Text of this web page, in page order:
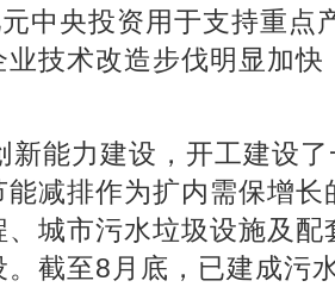
中央投资用于支持重点
业技术改造步伐明显加
新能力建设，开工建设
能减排作为扩内需保增
、城市污水垃圾设施及
。截至8月底，已建成污